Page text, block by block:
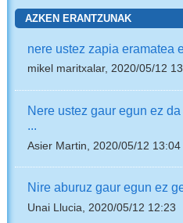
AZKEN ERANTZUNAK
nere ustez zapia eramatea
mikel maritxalar, 2020/05/12
Nere ustez gaur egun ez
...
Asier Martin, 2020/05/12 13:04
Nire aburuz gaur egun ez
Unai Llucia, 2020/05/12 12:23